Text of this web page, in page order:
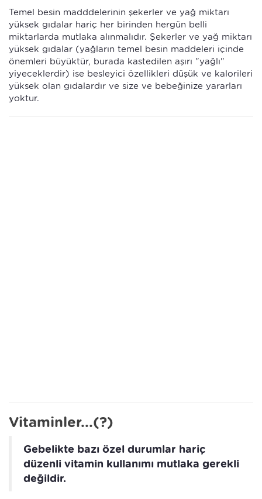
Temel besin madddelerinin şekerler ve yağ miktarı
yüksek gıdalar hariç her birinden hergün belli
miktarlarda mutlaka alınmalıdır. Şekerler ve yağ miktarı
yüksek gıdalar (yağların temel besin maddeleri içinde
önemleri büyüktür, burada kastedilen aşırı "yağlı"
yiyeceklerdir) ise besleyici özellikleri düşük ve kalorileri
yüksek olan gıdalardır ve size ve bebeğinize yararları
yoktur.
Vitaminler...(?)
Gebelikte bazı özel durumlar hariç
düzenli vitamin kullanımı mutlaka gerekli
değildir.